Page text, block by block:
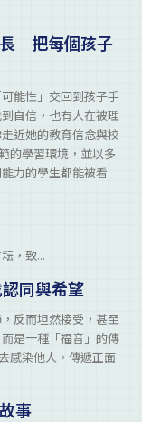
｜把每個孩子
能性」交回到孩子手
自信，也有人在被理
近她的教育信念與校
的學習環境，並以多
力的學生都能被看
，致...
同與希望
反而坦然接受，甚至
是一種「福音」的傳
感染他人，傳遞正面
事